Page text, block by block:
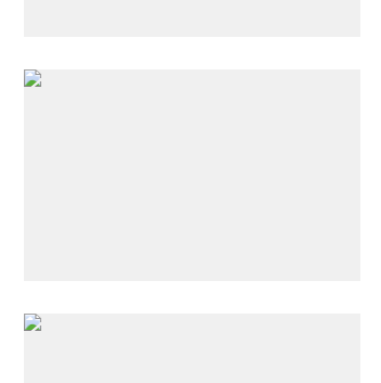
ECONOMÍA
SALUD